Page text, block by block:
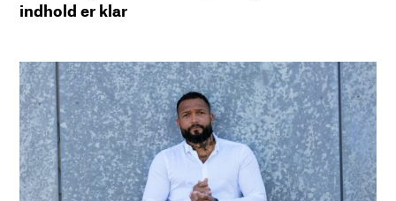
indhold er klar